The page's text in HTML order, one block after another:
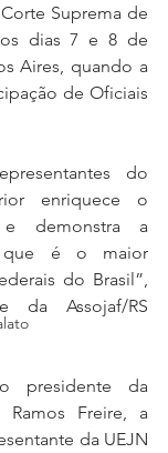
Suprema de
dias 7 e 8 de
Aires, quando a
de Oficiais
do
enriquece o
e demonstra a
que é o maior
do Brasil”,
da Assojaf/RS
presidente da
Ramos Freire, a
da UEJN